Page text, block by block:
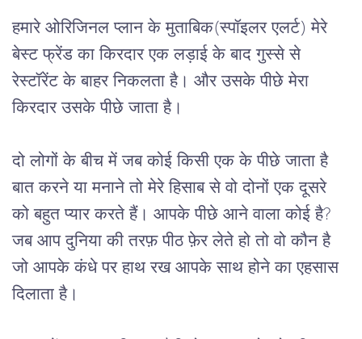
हमारे ओरिजिनल प्लान के मुताबिक(स्पॉइलर एलर्ट) मेरे
बेस्ट फ्रेंड का किरदार एक लड़ाई के बाद गुस्से से
रेस्टॉरेंट के बाहर निकलता है। और उसके पीछे मेरा
किरदार उसके पीछे जाता है।
दो लोगों के बीच में जब कोई किसी एक के पीछे जाता है
बात करने या मनाने तो मेरे हिसाब से वो दोनों एक दूसरे
को बहुत प्यार करते हैं। आपके पीछे आने वाला कोई है?
जब आप दुनिया की तरफ़ पीठ फ़ेर लेते हो तो वो कौन है
जो आपके कंधे पर हाथ रख आपके साथ होने का एहसास
दिलाता है।